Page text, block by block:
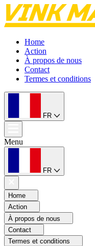
Home
Action
À propos de nous
Contact
Termes et conditions
FR
Menu
FR
Home
Action
À propos de nous
Contact
Termes et conditions